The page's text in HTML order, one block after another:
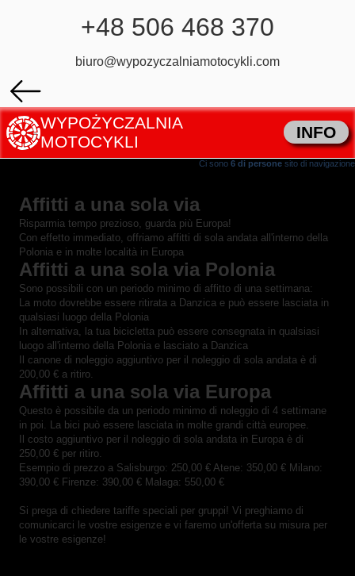
+48 506 468 370
biuro@wypozyczalniamotocykli.com
WYPOŻYCZALNIA
MOTOCYKLI
INFO
Ci sono 6 di persone sito di navigazione
Affitti a una sola via
Risparmia tempo prezioso, guarda più Europa!
Con effetto immediato, offriamo affitti di sola andata all'interno della
Polonia e in molte località in Europa
Affitti a una sola via Polonia
Sono possibili con un periodo minimo di affitto di una settimana:
La moto dovrebbe essere ritirata a Danzica e può essere lasciata in
qualsiasi luogo della Polonia
In alternativa, la tua bicicletta può essere consegnata in qualsiasi
luogo all'interno della Polonia e lasciato a Danzica
Il canone di noleggio aggiuntivo per il noleggio di sola andata è di
200,00 € a ritiro.
Affitti a una sola via Europa
Questo è possibile da un periodo minimo di noleggio di 4 settimane
in poi. La bici può essere lasciata in molte grandi città europee.
Il costo aggiuntivo per il noleggio di sola andata in Europa è di
250,00 € per ritiro.
Esempio di prezzo a Salisburgo: 250,00 € Atene: 350,00 € Milano:
390,00 € Firenze: 390,00 € Malaga: 550,00 €
Si prega di chiedere tariffe speciali per gruppi! Vi preghiamo di
comunicarci le vostre esigenze e vi faremo un'offerta su misura per
le vostre esigenze!